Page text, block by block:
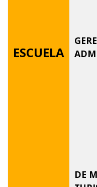
ESCUELA
DE